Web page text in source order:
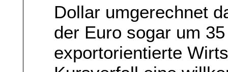
Dollar umgerechnet
der Euro sogar um
exportorientierte